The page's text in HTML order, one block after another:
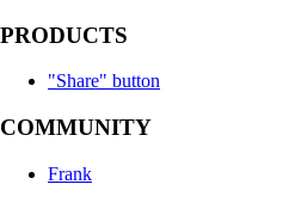
PRODUCTS
"Share" button
COMMUNITY
Frank